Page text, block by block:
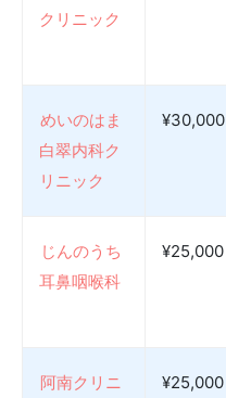
クリニック
めいのはま
白翠内科ク
リニック
¥30,000
じんのうち
耳鼻咽喉科
¥25,000
阿南クリニ ¥25,000